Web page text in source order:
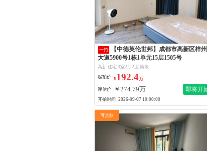
一拍
大道5900号1栋1单元15层1505号
高新 住宅 4室2厅2卫 简装
起拍价 ¥192.4万
评估价 ￥274.79万 即将开
开拍时间 2026-09-07 10:00:00
可贷款